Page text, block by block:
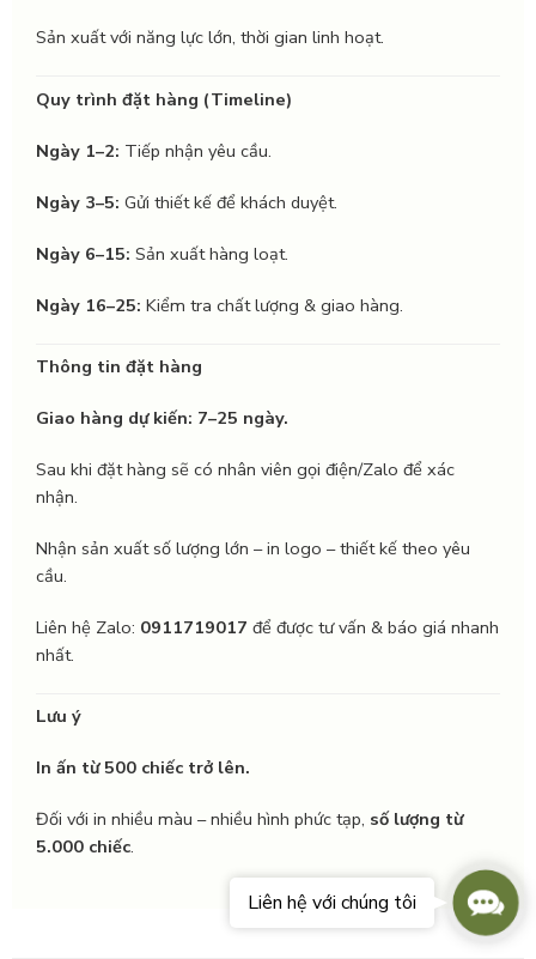
Sản xuất với năng lực lớn, thời gian linh hoạt.
Quy trình đặt hàng (Timeline)
Ngày 1–2: Tiếp nhận yêu cầu.
Ngày 3–5: Gửi thiết kế để khách duyệt.
Ngày 6–15: Sản xuất hàng loạt.
Ngày 16–25: Kiểm tra chất lượng & giao hàng.
Thông tin đặt hàng
Giao hàng dự kiến: 7–25 ngày.
Sau khi đặt hàng sẽ có nhân viên gọi điện/Zalo để xác
nhận.
Nhận sản xuất số lượng lớn – in logo – thiết kế theo yêu
cầu.
Liên hệ Zalo: 0911719017 để được tư vấn & báo giá nhanh
nhất.
Lưu ý
In ấn từ 500 chiếc trở lên.
Đối với in nhiều màu – nhiều hình phức tạp, số lượng từ
5.000 chiếc.
Us
Liên hệ với chúng tôi